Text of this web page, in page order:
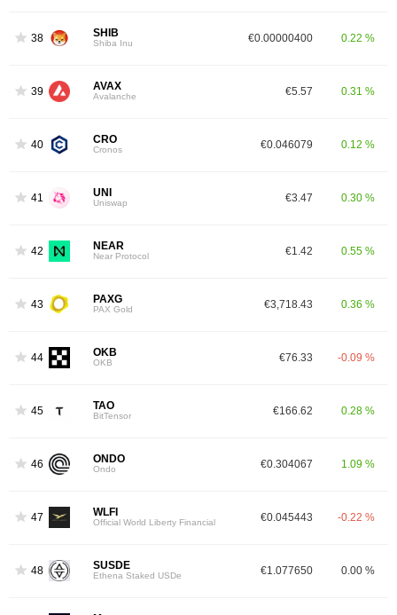
38 SHIB
Shiba Inu €0.00000400 0.22 %
39 AVAX
Avalanche €5.57 0.31 %
40 CRO
Cronos €0.046079 0.12 %
41 UNI
Uniswap €3.47 0.30 %
42 NEAR
Near Protocol €1.42 0.55 %
43 PAXG
PAX Gold €3,718.43 0.36 %
44 OKB
OKB €76.33 -0.09 %
45 TAO
BitTensor €166.62 0.28 %
46 ONDO
Ondo €0.304067 1.09 %
47 WLFI
Official World Liberty Financial €0.045443 -0.22 %
48 SUSDE
Ethena Staked USDe €1.077650 0.00 %